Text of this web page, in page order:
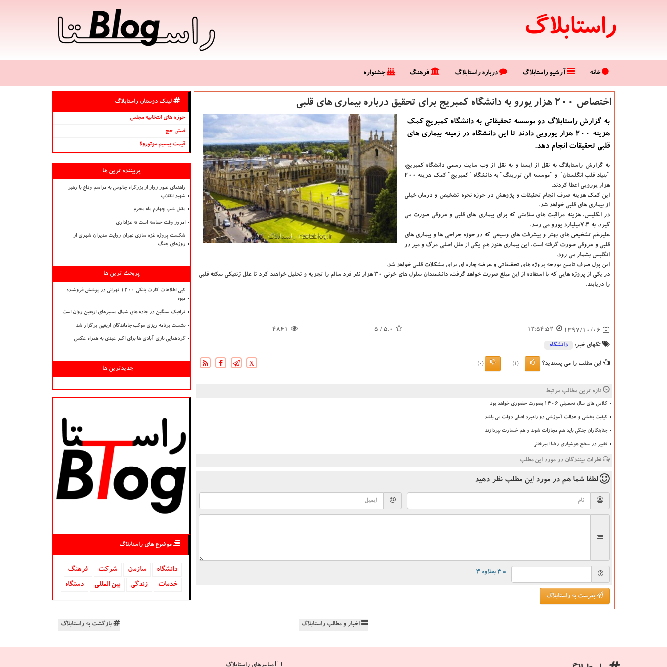
راستابلاگ
خانه آرشیو راستابلاگ درباره راستابلاگ فرهنگ جشنواره
اختصاص ۲۰۰ هزار یورو به دانشگاه كمبریج برای تحقیق درباره بیماری های قلبی
به گزارش راستابلاگ دو موسسه تحقیقاتی به دانشگاه كمبریج كمك
هزینه ۲۰۰ هزار یورویی دادند تا این دانشگاه در زمینه بیماری های
قلبی تحقیقات انجام دهد.
به گزارش راستابلاگ به نقل از ایسنا و به نقل از وب سایت رسمی دانشگاه كمبریج،
"بنیاد قلب انگلستان" و "موسسه الن تورینگ" به دانشگاه "كمبریج" كمك هزینه ۲۰۰
هزار یورویی اعطا كردند.
این كمك هزینه صرف انجام تحقیقات و پژوهش در حوزه نحوه تشخیص و درمان خیلی
از بیماری های قلبی خواهد شد.
در انگلیس، هزینه مراقبت های سلامتی كه برای بیماری های قلبی و عروقی صورت می
گیرد، به ۷.۴میلیارد یورو می رسد.
علیرغم تشخیص های بهتر و پیشرفت های وسیعی كه در حوزه جراحی ها و بیماری های
قلبی و عروقی صورت گرفته است، این بیماری هنوز هم یكی از علل اصلی مرگ و میر در
انگلیس بشمار می رود.
این پول صرف تامین بودجه پروژه های تحقیقاتی و عرضه چاره ای برای مشكلات قلبی خواهد شد.
در یكی از پروژه هایی كه با استفاده از این مبلغ صورت خواهد گرفت، دانشمندان سلول های خونی ۳۰ هزار نفر فرد سالم را تجزیه و تحلیل خواهند كرد تا علل ژنتیكی سكته قلبی
را دریابند.
1397/10/06
13:54:52
5.0
/ 5
4861
تگهای خبر: دانشگاه‌
این مطلب را می پسندید؟ (1)
(0)
X
تازه ترین مطالب مرتبط
کلاس های سال تحصیلی ۱۴۰۶ بصورت حضوری خواهد بود
کیفیت بخشی و عدالت آموزشی دو راهبرد اصلی دولت می باشد
جنایتکاران جنگی باید هم مجازات شوند و هم خسارت بپردازند
تغییر در سطح هوشیاری رضا امیرخانی
نظرات بینندگان در مورد این مطلب
لطفا شما هم در مورد این مطلب نظر دهید
= ۴ بعلاوه ۳
بفرست به راستابلاگ
لینک دوستان راستابلاگ
حوزه های انتخابیه مجلس
فیش حج
قیمت بیسیم موتورولا
پربیننده ترین ها
راهنمای عبور زوار از بزرگراه چالوس به مراسم وداع با رهبر
شهید انقلاب
مقتل شب چهارم ماه محرم
امروز وقت حماسه است نه عزاداری
شکست پروژه غزه سازی تهران روایت مدیران شهری از
روزهای جنگ
پربحث ترین ها
کپی اطلاعات کارت بانکی ۱۲۰۰ تهرانی در پوشش فروشنده
میوه
ترافیک سنگین در جاده های شمال مسیرهای اربعین روان است
نشست برنامه ریزی موکب جاماندگان اربعین برگزار شد
گردهمایی نازی آبادی ها برای اکبر عبدی به همراه عکس
جدیدترین ها
موضوع های راستابلاگ
دانشگاه‌ سازمان شركت
فرهنگ
خدمات
زندگی بین المللی دستگاه
اخبار و مطالب راستابلاگ بازگشت به راستابلاگ
میانبرهای راستابلاگ